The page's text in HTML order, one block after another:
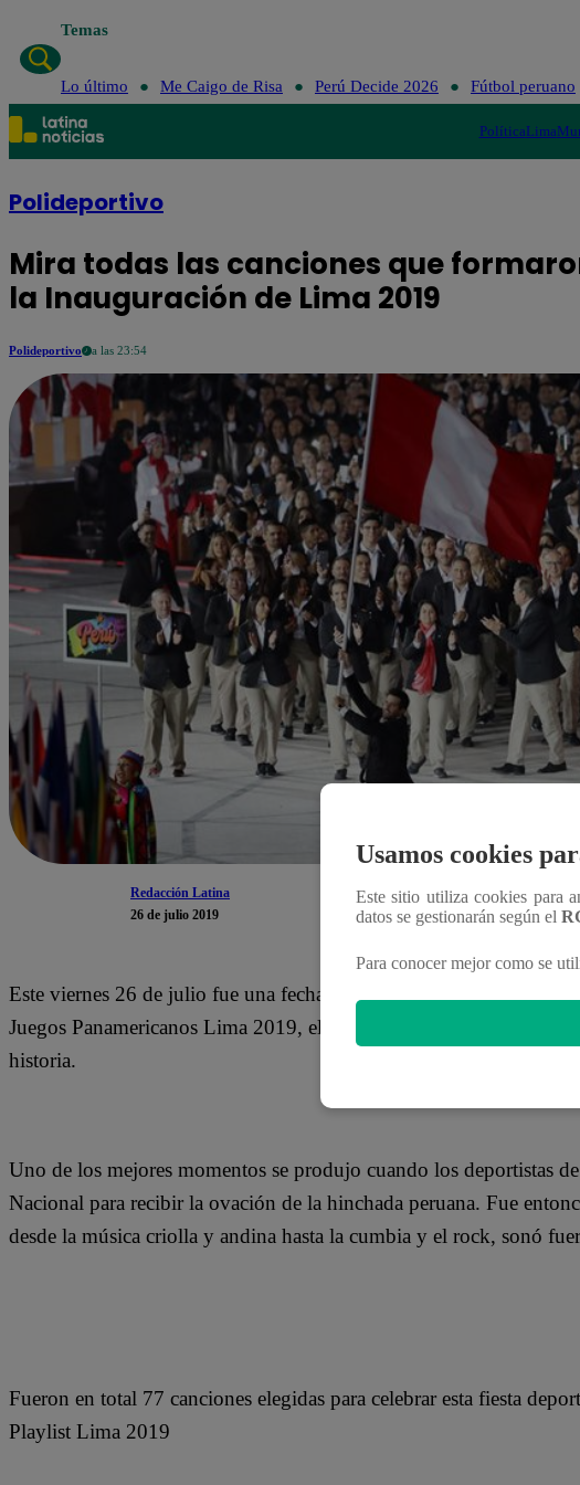
Temas
Lo último Me Caigo de Risa Perú Decide 2026 Fútbol peruano
PolíticaLima
Polideportivo
Mira todas las canciones que
la Inauguración de Lima 2019
Polideportivo a las 23:54
Redacción Latina
26 de julio 2019
Este viernes 26 de julio fue una fecha histórica para el deporte
Juegos Panamericanos Lima 2019, el evento deportivo más grande
historia.
Uno de los mejores momentos se produjo cuando los deportistas
Nacional para recibir la ovación de la hinchada peruana. Fue
desde la música criolla y andina hasta la cumbia y el rock, sonó
Fueron en total 77 canciones elegidas para celebrar esta fiesta
Playlist Lima 2019
Usamos cookies
Este sitio utiliza cookies para
datos se gestionarán según el
Para conocer mejor como se